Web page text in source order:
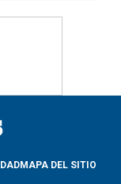
MAPA DEL SITIO